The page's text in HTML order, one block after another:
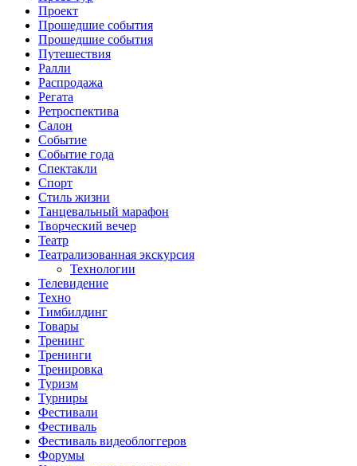
Проект
Прошедшие события
Прошедшие события
Путешествия
Ралли
Распродажа
Регата
Ретроспектива
Салон
Событие
Событие года
Спектакли
Спорт
Стиль жизни
Танцевальный марафон
Творческий вечер
Театр
Театрализованная экскурсия
Технологии
Телевидение
Техно
Тимбилдинг
Товары
Тренинг
Тренинги
Тренировка
Туризм
Турниры
Фестивали
Фестиваль
Фестиваль видеоблоггеров
Форумы